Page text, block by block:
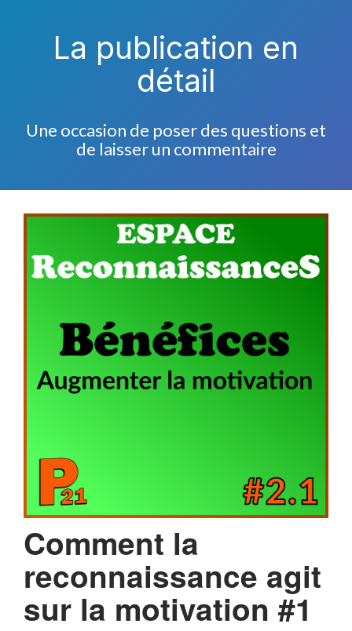
La publication en
détail
Une occasion de poser des questions et
de laisser un commentaire
Comment la
reconnaissance agit
sur la motivation #1